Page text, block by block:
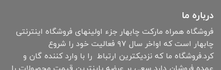
درباره ما
فروشگاه همراه مارکت چابهار جزء اولینهای فروشگاه اینترنتی
چابهار است که اواخر سال ۹۷ فعالیت خود را شروع
کرد.فروشگاه ما که نزدیکترین ارتباط را با وارد کننده گان و